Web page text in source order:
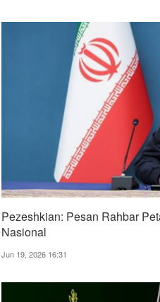
Pezeshkian: Pesan Rahbar
Nasional
Jun 19, 2026 16:31